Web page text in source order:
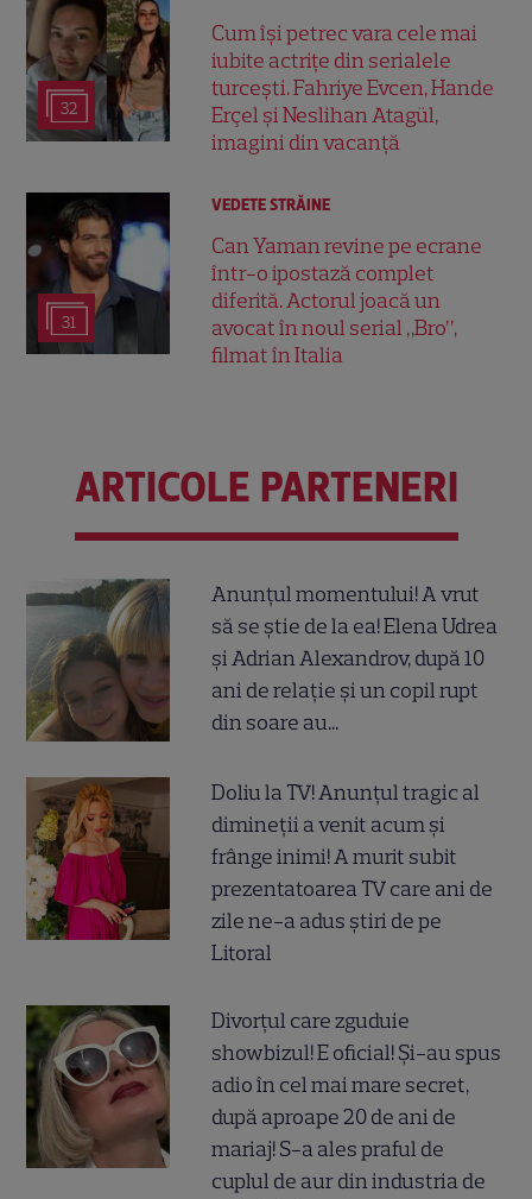
32
Cum își petrec vara cele mai
iubite actrițe din serialele
turcești. Fahriye Evcen, Hande
Erçel și Neslihan Atagül,
imagini din vacanță
31
VEDETE STRĂINE
Can Yaman revine pe ecrane
într-o ipostază complet
diferită. Actorul joacă un
avocat în noul serial „Bro”,
filmat în Italia
ARTICOLE PARTENERI
Anunțul momentului! A vrut
să se știe de la ea! Elena Udrea
și Adrian Alexandrov, după 10
ani de relație și un copil rupt
din soare au...
Doliu la TV! Anunțul tragic al
dimineții a venit acum și
frânge inimi! A murit subit
prezentatoarea TV care ani de
zile ne-a adus știri de pe
Litoral
Divorțul care zguduie
showbizul! E oficial! Și-au spus
adio în cel mai mare secret,
după aproape 20 de ani de
mariaj! S-a ales praful de
cuplul de aur din industria de